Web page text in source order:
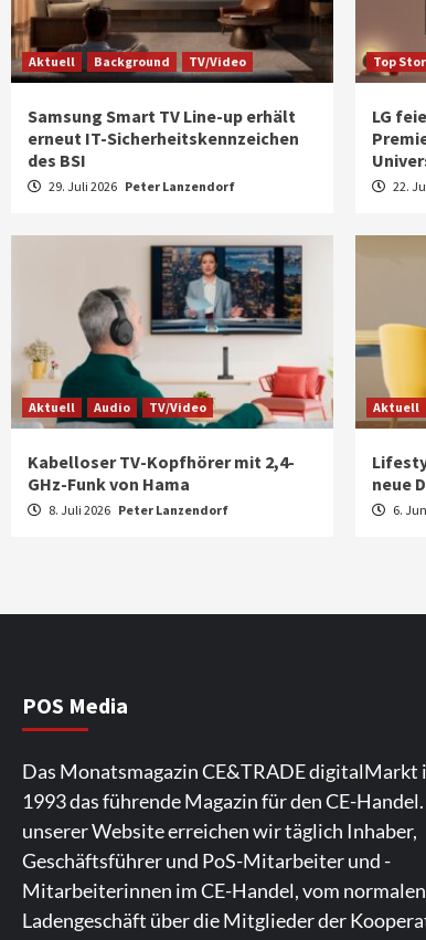
Aktuell Background TV/Video
Samsung Smart TV Line-up erhält
erneut IT-Sicherheitskennzeichen
des BSI
29. Juli 2026 Peter Lanzendorf
Top
LG
22.
Aktuell Audio TV/Video
Kabelloser TV-Kopfhörer mit 2,4-
GHz-Funk von Hama
8. Juli 2026 Peter Lanzendorf
Aktuell
neue
6.
POS Media
Das Monatsmagazin CE&TRADE digitalMarkt
1993 das führende Magazin für den CE-
unserer Website erreichen wir täglich Inhaber,
Geschäftsführer und PoS-Mitarbeiter und -
Mitarbeiterinnen im CE-Handel, vom normalen
Ladengeschäft über die Mitglieder der